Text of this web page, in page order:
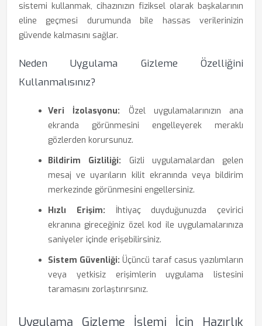
sistemi kullanmak, cihazınızın fiziksel olarak başkalarının
eline geçmesi durumunda bile hassas verilerinizin
güvende kalmasını sağlar.
Neden Uygulama Gizleme Özelliğini
Kullanmalısınız?
Veri İzolasyonu: Özel uygulamalarınızın ana
ekranda görünmesini engelleyerek meraklı
gözlerden korursunuz.
Bildirim Gizliliği: Gizli uygulamalardan gelen
mesaj ve uyarıların kilit ekranında veya bildirim
merkezinde görünmesini engellersiniz.
Hızlı Erişim: İhtiyaç duyduğunuzda çevirici
ekranına gireceğiniz özel kod ile uygulamalarınıza
saniyeler içinde erişebilirsiniz.
Sistem Güvenliği: Üçüncü taraf casus yazılımların
veya yetkisiz erişimlerin uygulama listesini
taramasını zorlaştırırsınız.
Uygulama Gizleme İşlemi İçin Hazırlık